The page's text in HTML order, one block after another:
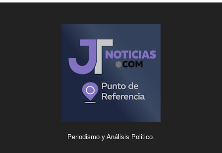
Periodismo y Análisis Politico.